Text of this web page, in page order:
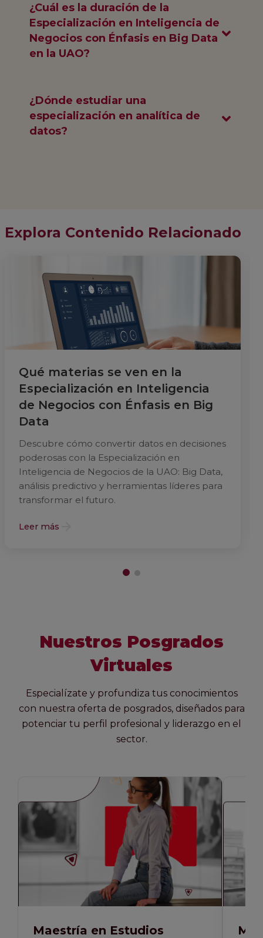
¿Cuál es la duración de la
Especialización en Inteligencia de
Negocios con Énfasis en Big Data
en la UAO?
¿Dónde estudiar una
especialización en analítica de
datos?
Explora Contenido Relacionado
Qué materias se ven en la
Especialización en Inteligencia
de Negocios con Énfasis en Big
Data
Descubre cómo convertir datos en decisiones
poderosas con la Especialización en
Inteligencia de Negocios de la UAO: Big Data,
análisis predictivo y herramientas líderes para
transformar el futuro.
Leer más
Nuestros Posgrados
Virtuales
Especialízate y profundiza tus conocimientos
con nuestra oferta de posgrados, diseñados para
potenciar tu perfil profesional y liderazgo en el
sector.
Maestría en Estudios